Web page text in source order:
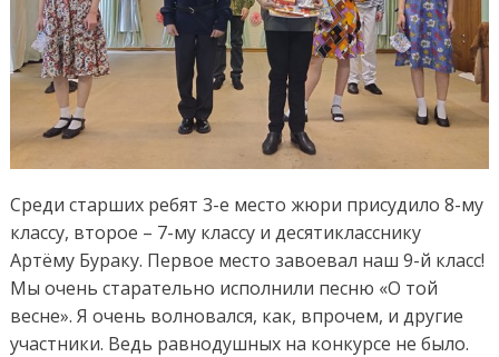
Среди старших ребят 3-е место жюри присудило 8-му
классу, второе – 7-му классу и десятикласснику
Артёму Бураку. Первое место завоевал наш 9-й класс!
Мы очень старательно исполнили песню «О той
весне». Я очень волновался, как, впрочем, и другие
участники. Ведь равнодушных на конкурсе не было.